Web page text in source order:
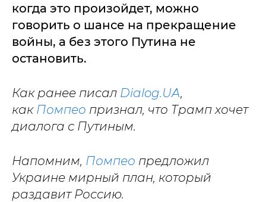
когда это произойдет, можно
говорить о шансе на прекращение
войны, а без этого Путина не
остановить.
Как ранее писал Dialog.UA,
какПомпео признал, что Трамп хочет
диалога с Путиным.
Напомним, Помпео предложил
Украине мирный план, который
раздавит Россию.